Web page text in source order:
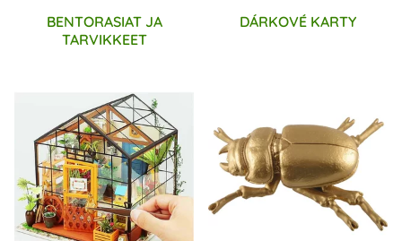
BENTORASIAT JA
TARVIKKEET
DÁRKOVÉ KARTY